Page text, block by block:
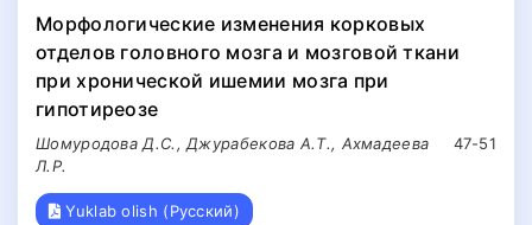
Морфологические изменения корковых
отделов головного мозга и мозговой ткани
при хронической ишемии мозга при
гипотиреозе
47-51
Шомуродова Д.С., Джурабекова А.Т., Ахмадеева
Л.Р.
Yuklab olish (Русский)